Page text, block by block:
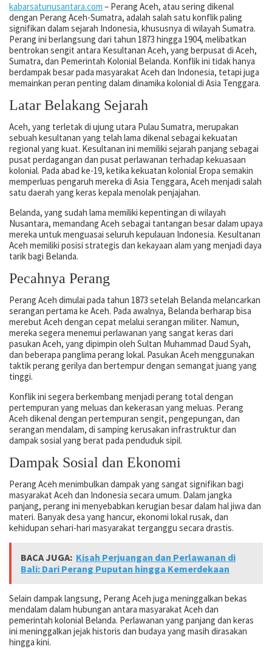
kabarsatunusantara.com – Perang Aceh, atau sering dikenal
dengan Perang Aceh-Sumatra, adalah salah satu konflik paling
signifikan dalam sejarah Indonesia, khususnya di wilayah Sumatra.
Perang ini berlangsung dari tahun 1873 hingga 1904, melibatkan
bentrokan sengit antara Kesultanan Aceh, yang berpusat di Aceh,
Sumatra, dan Pemerintah Kolonial Belanda. Konflik ini tidak hanya
berdampak besar pada masyarakat Aceh dan Indonesia, tetapi juga
memainkan peran penting dalam dinamika kolonial di Asia Tenggara.
Latar Belakang Sejarah
Aceh, yang terletak di ujung utara Pulau Sumatra, merupakan
sebuah kesultanan yang telah lama dikenal sebagai kekuatan
regional yang kuat. Kesultanan ini memiliki sejarah panjang sebagai
pusat perdagangan dan pusat perlawanan terhadap kekuasaan
kolonial. Pada abad ke-19, ketika kekuatan kolonial Eropa semakin
memperluas pengaruh mereka di Asia Tenggara, Aceh menjadi salah
satu daerah yang keras kepala menolak penjajahan.
Belanda, yang sudah lama memiliki kepentingan di wilayah
Nusantara, memandang Aceh sebagai tantangan besar dalam upaya
mereka untuk menguasai seluruh kepulauan Indonesia. Kesultanan
Aceh memiliki posisi strategis dan kekayaan alam yang menjadi daya
tarik bagi Belanda.
Pecahnya Perang
Perang Aceh dimulai pada tahun 1873 setelah Belanda melancarkan
serangan pertama ke Aceh. Pada awalnya, Belanda berharap bisa
merebut Aceh dengan cepat melalui serangan militer. Namun,
mereka segera menemui perlawanan yang sangat keras dari
pasukan Aceh, yang dipimpin oleh Sultan Muhammad Daud Syah,
dan beberapa panglima perang lokal. Pasukan Aceh menggunakan
taktik perang gerilya dan bertempur dengan semangat juang yang
tinggi.
Konflik ini segera berkembang menjadi perang total dengan
pertempuran yang meluas dan kekerasan yang meluas. Perang
Aceh dikenal dengan pertempuran sengit, pengepungan, dan
serangan mendalam, di samping kerusakan infrastruktur dan
dampak sosial yang berat pada penduduk sipil.
Dampak Sosial dan Ekonomi
Perang Aceh menimbulkan dampak yang sangat signifikan bagi
masyarakat Aceh dan Indonesia secara umum. Dalam jangka
panjang, perang ini menyebabkan kerugian besar dalam hal jiwa dan
materi. Banyak desa yang hancur, ekonomi lokal rusak, dan
kehidupan sehari-hari masyarakat terganggu secara drastis.
BACA JUGA: Kisah Perjuangan dan Perlawanan di
Bali: Dari Perang Puputan hingga Kemerdekaan
Selain dampak langsung, Perang Aceh juga meninggalkan bekas
mendalam dalam hubungan antara masyarakat Aceh dan
pemerintah kolonial Belanda. Perlawanan yang panjang dan keras
ini meninggalkan jejak historis dan budaya yang masih dirasakan
hingga kini.